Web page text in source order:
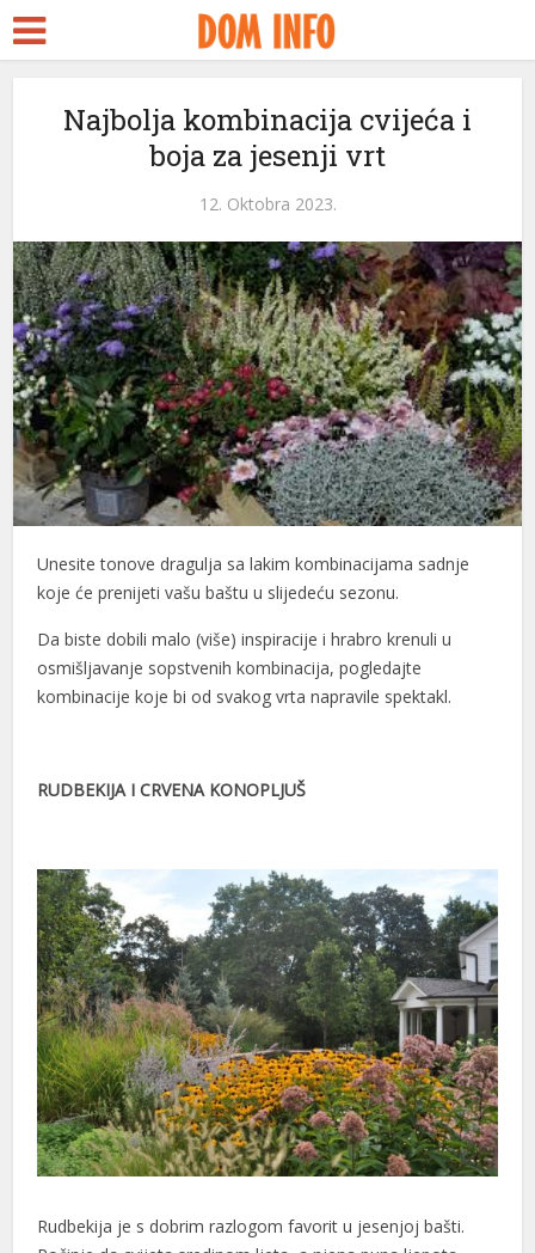
Najbolja kombinacija cvijeća i
boja za jesenji vrt
12. Oktobra 2023.
Unesite tonove dragulja sa lakim kombinacijama sadnje
koje će prenijeti vašu baštu u slijedeću sezonu.
Da biste dobili malo (više) inspiracije i hrabro krenuli u
osmišljavanje sopstvenih kombinacija, pogledajte
kombinacije koje bi od svakog vrta napravile spektakl.
RUDBEKIJA I CRVENA KONOPLJUŠ
Rudbekija je s dobrim razlogom favorit u jesenjoj bašti.